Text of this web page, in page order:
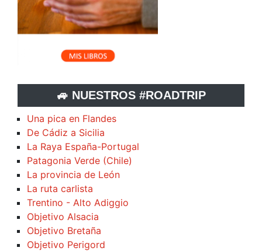
🚙 NUESTROS #ROADTRIP
Una pica en Flandes
De Cádiz a Sicilia
La Raya España-Portugal
Patagonia Verde (Chile)
La provincia de León
La ruta carlista
Trentino - Alto Adiggio
Objetivo Alsacia
Objetivo Bretaña
Objetivo Perigord